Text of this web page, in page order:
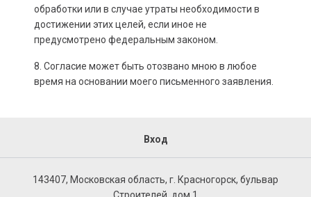
обработки или в случае утраты необходимости в
достижении этих целей, если иное не
предусмотрено федеральным законом.
8. Согласие может быть отозвано мною в любое
время на основании моего письменного заявления.
Вход
143407, Московская область, г. Красногорск, бульвар